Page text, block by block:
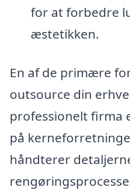
for at forbedre
æstetikken.
En af de primære
outsource din
professionelt firma
på
håndterer